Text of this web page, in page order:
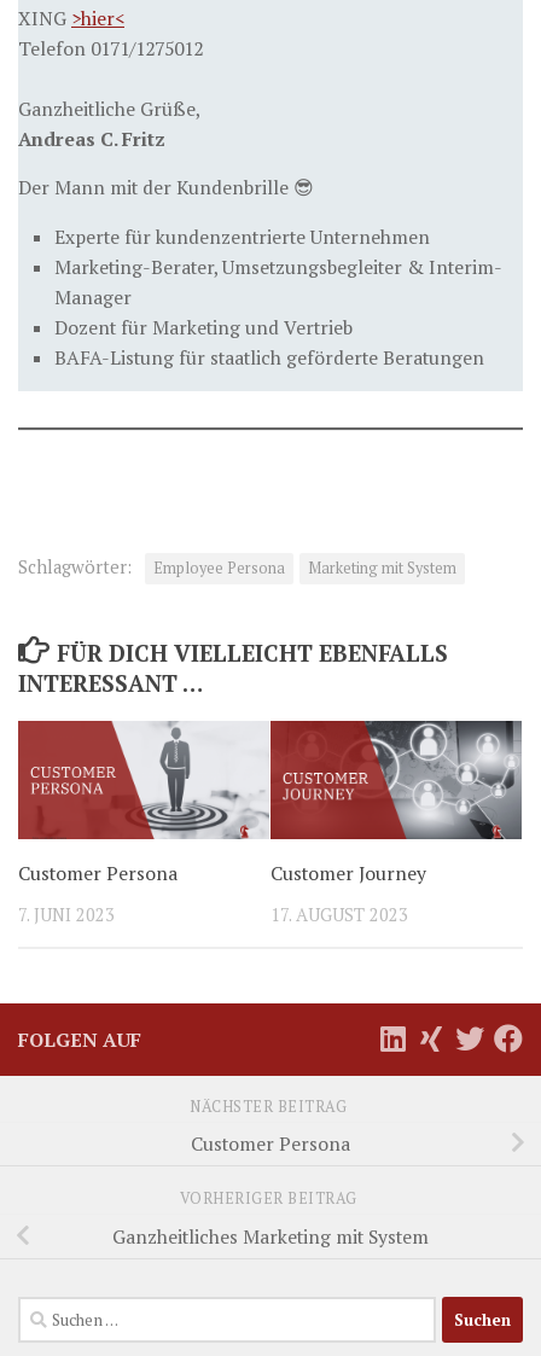
XING >hier<
Telefon 0171/1275012
Ganzheitliche Grüße,
Andreas C. Fritz
Der Mann mit der Kundenbrille 😎
Experte für kundenzentrierte Unternehmen
Marketing-Berater, Umsetzungsbegleiter & Interim-
Manager
Dozent für Marketing und Vertrieb
BAFA-Listung für staatlich geförderte Beratungen
Schlagwörter: Employee Persona Marketing mit System
FÜR DICH VIELLEICHT EBENFALLS
INTERESSANT …
Customer Persona
7. JUNI 2023
Customer Journey
17. AUGUST 2023
FOLGEN AUF
NÄCHSTER BEITRAG
Customer Persona
VORHERIGER BEITRAG
Ganzheitliches Marketing mit System
Suchen
nach: